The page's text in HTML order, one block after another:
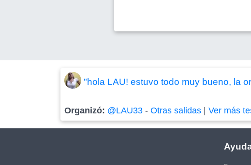
"hola LAU! estuvo todo muy bueno, la
Organizó: @LAU33 -Otras salidas |Ver más